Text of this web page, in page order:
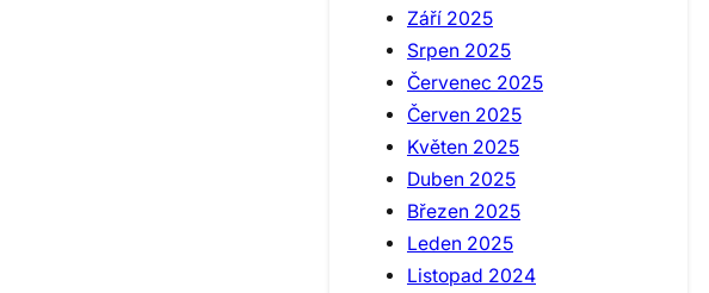
Září 2025
Srpen 2025
Červenec 2025
Červen 2025
Květen 2025
Duben 2025
Březen 2025
Leden 2025
Listopad 2024